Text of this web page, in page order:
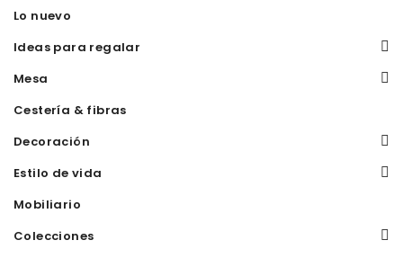
Lo nuevo
Ideas para regalar
Mesa
Cestería & fibras
Decoración
Estilo de vida
Mobiliario
Colecciones